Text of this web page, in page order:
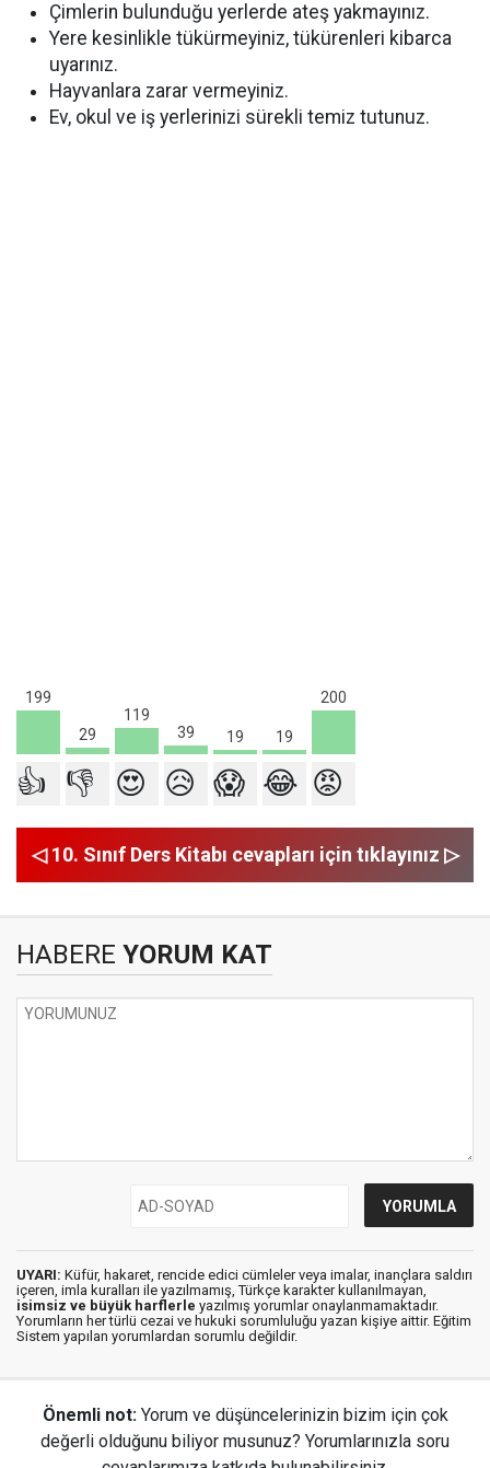
Çimlerin bulunduğu yerlerde ateş yakmayınız.
Yere kesinlikle tükürmeyiniz, tükürenleri kibarca
uyarınız.
Hayvanlara zarar vermeyiniz.
Ev, okul ve iş yerlerinizi sürekli temiz tutunuz.
199
29
119
39
19 19
200
👍 👎 😍 😥 😱 😂 😡
◁ 10. Sınıf Ders Kitabı cevapları için tıklayınız ▷
HABERE YORUM KAT
UYARI: Küfür, hakaret, rencide edici cümleler veya imalar, inançlara saldırı
içeren, imla kuralları ile yazılmamış, Türkçe karakter kullanılmayan,
isimsiz ve büyük harflerle yazılmış yorumlar onaylanmamaktadır.
Yorumların her türlü cezai ve hukuki sorumluluğu yazan kişiye aittir. Eğitim
Sistem yapılan yorumlardan sorumlu değildir.
Önemli not: Yorum ve düşüncelerinizin bizim için çok
değerli olduğunu biliyor musunuz? Yorumlarınızla soru